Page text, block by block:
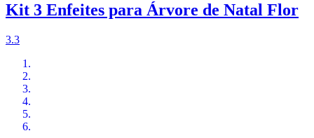
Kit 3 Enfeites para Árvore de Natal Flor
3.3